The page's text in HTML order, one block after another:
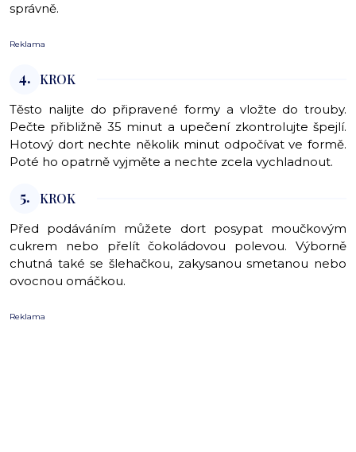
správně.
Reklama
4. KROK
Těsto nalijte do připravené formy a vložte do trouby.
Pečte přibližně 35 minut a upečení zkontrolujte špejlí.
Hotový dort nechte několik minut odpočívat ve formě.
Poté ho opatrně vyjměte a nechte zcela vychladnout.
5. KROK
Před podáváním můžete dort posypat moučkovým
cukrem nebo přelít čokoládovou polevou. Výborně
chutná také se šlehačkou, zakysanou smetanou nebo
ovocnou omáčkou.
Reklama